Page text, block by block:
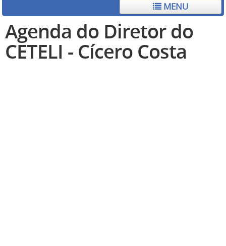
MENU
Agenda do Diretor do
CETELI - Cícero Costa